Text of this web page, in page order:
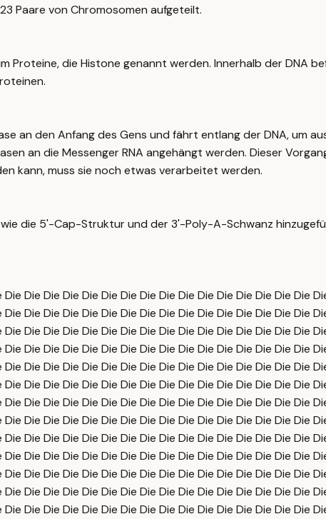
Paare von Chromosomen aufgeteilt.
Proteine, die Histone genannt werden. Innerhalb der DNA
an den Anfang des Gens und fährt entlang der DNA, um
an die Messenger RNA angehängt werden. Dieser
kann, muss sie noch etwas verarbeitet werden.
die 5'-Cap-Struktur und der 3'-Poly-A-Schwanz
Die Die Die Die Die Die Die Die Die Die Die Die Die Die Die
Die Die Die Die Die Die Die Die Die Die Die Die Die Die Die
Die Die Die Die Die Die Die Die Die Die Die Die Die Die Die
Die Die Die Die Die Die Die Die Die Die Die Die Die Die Die
Die Die Die Die Die Die Die Die Die Die Die Die Die Die Die
Die Die Die Die Die Die Die Die Die Die Die Die Die Die Die
Die Die Die Die Die Die Die Die Die Die Die Die Die Die Die
Die Die Die Die Die Die Die Die Die Die Die Die Die Die Die
Die Die Die Die Die Die Die Die Die Die Die Die Die Die Die
Die Die Die Die Die Die Die Die Die Die Die Die Die Die Die
Die Die Die Die Die Die Die Die Die Die Die Die Die Die Die
Die Die Die Die Die Die Die Die Die Die Die Die Die Die Die
Die Die Die Die Die Die Die Die Die Die Die Die Die Die Die